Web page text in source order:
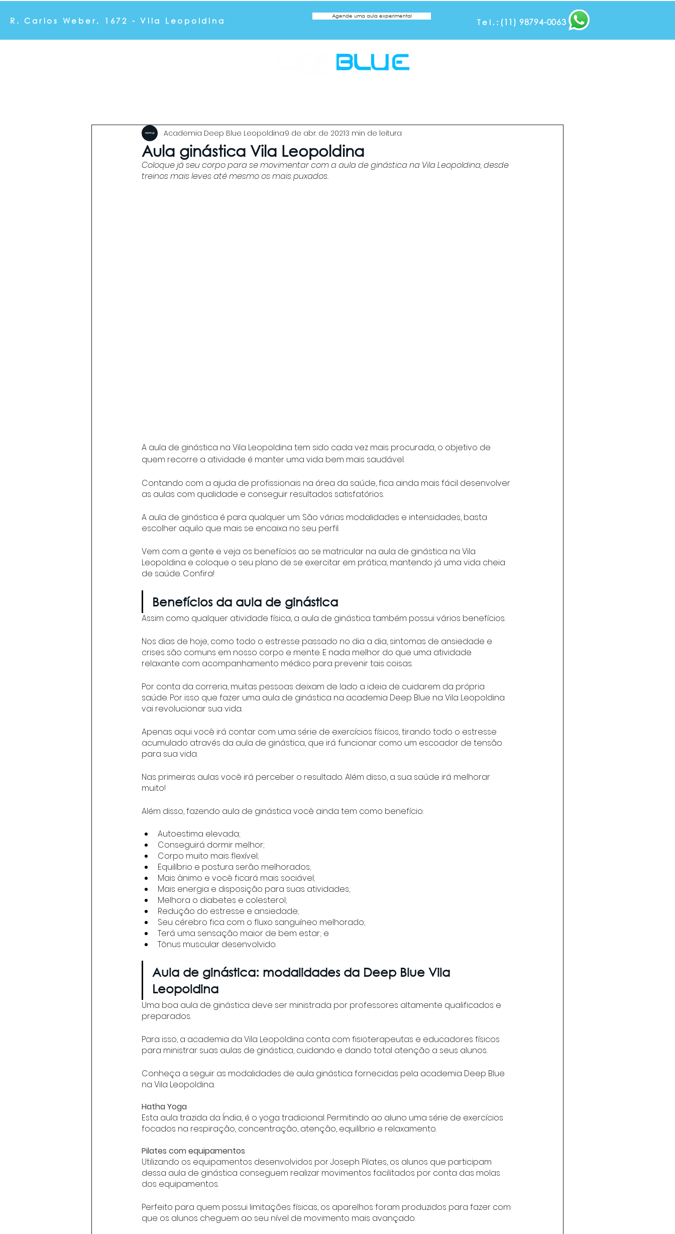
R. Carlos Weber, 1672 - Vila Leopoldina Agende uma aula experimental
Tel.: (11) 98794-0063
Aula ginástica Vila Leopoldina
Academia Deep Blue Leopoldina9 de abr. de 20213 min de leitura
Coloque já seu corpo para se movimentar com a aula de ginástica na Vila Leopoldina, desde
treinos mais leves até mesmo os mais puxados.
A aula de ginástica na Vila Leopoldina tem sido cada vez mais procurada, o objetivo de
quem recorre a atividade é manter uma vida bem mais saudável.
Contando com a ajuda de profissionais na área da saúde, fica ainda mais fácil desenvolver
as aulas com qualidade e conseguir resultados satisfatórios.
A aula de ginástica é para qualquer um. São várias modalidades e intensidades, basta
escolher aquilo que mais se encaixa no seu perfil.
Vem com a gente e veja os benefícios ao se matricular na aula de ginástica na Vila
Leopoldina e coloque o seu plano de se exercitar em prática, mantendo já uma vida cheia
de saúde. Confira!
Benefícios da aula de ginástica
Assim como qualquer atividade física, a aula de ginástica também possui vários benefícios.
Nos dias de hoje, como todo o estresse passado no dia a dia, sintomas de ansiedade e
crises são comuns em nosso corpo e mente. E nada melhor do que uma atividade
relaxante com acompanhamento médico para prevenir tais coisas.
Por conta da correria, muitas pessoas deixam de lado a ideia de cuidarem da própria
saúde. Por isso que fazer uma aula de ginástica na academia Deep Blue na Vila Leopoldina
vai revolucionar sua vida.
Apenas aqui você irá contar com uma série de exercícios físicos, tirando todo o estresse
acumulado através da aula de ginástica, que irá funcionar como um escoador de tensão
para sua vida.
Nas primeiras aulas você irá perceber o resultado. Além disso, a sua saúde irá melhorar
muito!
Além disso, fazendo aula de ginástica você ainda tem como benefício:
Autoestima elevada;
Conseguirá dormir melhor;
Corpo muito mais flexível;
Equilíbrio e postura serão melhorados;
Mais ânimo e você ficará mais sociável;
Mais energia e disposição para suas atividades;
Melhora o diabetes e colesterol;
Redução do estresse e ansiedade;
Seu cérebro fica com o fluxo sanguíneo melhorado;
Terá uma sensação maior de bem estar; e
Tônus muscular desenvolvido.
Aula de ginástica: modalidades da Deep Blue Vila
Leopoldina
Uma boa aula de ginástica deve ser ministrada por professores altamente qualificados e
preparados.
Para isso, a academia da Vila Leopoldina conta com fisioterapeutas e educadores físicos
para ministrar suas aulas de ginástica, cuidando e dando total atenção a seus alunos.
Conheça a seguir as modalidades de aula ginástica fornecidas pela academia Deep Blue
na Vila Leopoldina.
Hatha Yoga
Esta aula trazida da Índia, é o yoga tradicional. Permitindo ao aluno uma série de exercícios
focados na respiração, concentração, atenção, equilíbrio e relaxamento.
Pilates com equipamentos
Utilizando os equipamentos desenvolvidos por Joseph Pilates, os alunos que participam
dessa aula de ginástica conseguem realizar movimentos facilitados por conta das molas
dos equipamentos.
Perfeito para quem possui limitações físicas, os aparelhos foram produzidos para fazer com
que os alunos cheguem ao seu nível de movimento mais avançado.
Tel: (11) 3835-